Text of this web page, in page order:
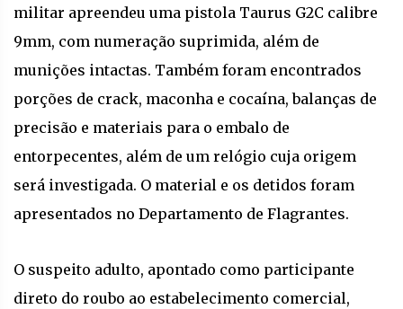
militar apreendeu uma pistola Taurus G2C calibre
9mm, com numeração suprimida, além de
munições intactas. Também foram encontrados
porções de crack, maconha e cocaína, balanças de
precisão e materiais para o embalo de
entorpecentes, além de um relógio cuja origem
será investigada. O material e os detidos foram
apresentados no Departamento de Flagrantes.
O suspeito adulto, apontado como participante
direto do roubo ao estabelecimento comercial,